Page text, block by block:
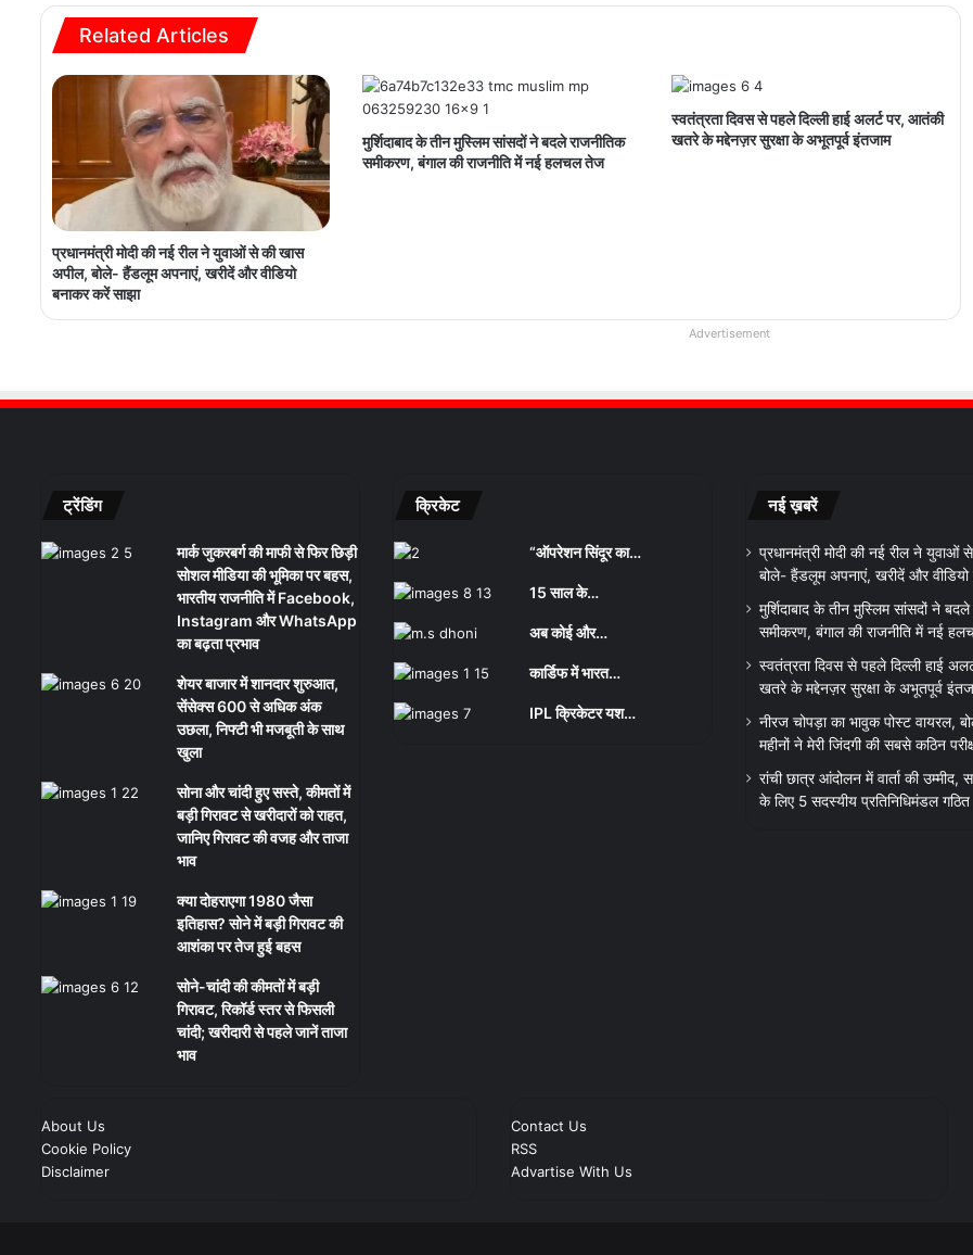
Related Articles
प्रधानमंत्री मोदी की नई रील ने युवाओं से की खास
अपील, बोले- हैंडलूम अपनाएं, खरीदें और वीडियो
बनाकर करें साझा
मुर्शिदाबाद के तीन मुस्लिम सांसदों ने बदले राजनीतिक
समीकरण, बंगाल की राजनीति में नई हलचल तेज
स्वतंत्रता दिवस से पहले दिल्ली हाई अलर्ट पर, आतंकी
खतरे के मद्देनज़र सुरक्षा के अभूतपूर्व इंतजाम
Advertisement
ट्रेंडिंग
मार्क जुकरबर्ग की माफी से फिर छिड़ी
सोशल मीडिया की भूमिका पर बहस,
भारतीय राजनीति में Facebook,
Instagram और WhatsApp
का बढ़ता प्रभाव
शेयर बाजार में शानदार शुरुआत,
सेंसेक्स 600 से अधिक अंक
उछला, निफ्टी भी मजबूती के साथ
खुला
सोना और चांदी हुए सस्ते, कीमतों में
बड़ी गिरावट से खरीदारों को राहत,
जानिए गिरावट की वजह और ताजा
भाव
क्या दोहराएगा 1980 जैसा
इतिहास? सोने में बड़ी गिरावट की
आशंका पर तेज हुई बहस
सोने-चांदी की कीमतों में बड़ी
गिरावट, रिकॉर्ड स्तर से फिसली
चांदी; खरीदारी से पहले जानें ताजा
भाव
क्रिकेट
“ऑपरेशन सिंदूर का…
15 साल के…
अब कोई और…
कार्डिफ में भारत…
IPL क्रिकेटर यश…
नई ख़बरें
प्रधानमंत्री मोदी की नई रील ने युवाओं
बोले- हैंडलूम अपनाएं, खरीदें और
मुर्शिदाबाद के तीन मुस्लिम सांसदों ने
समीकरण, बंगाल की राजनीति में नई
स्वतंत्रता दिवस से पहले दिल्ली हाई
खतरे के मद्देनज़र सुरक्षा के अभूतपूर्व
नीरज चोपड़ा का भावुक पोस्ट वायरल,
महीनों ने मेरी जिंदगी की सबसे कठिन
रांची छात्र आंदोलन में वार्ता की उम्मीद,
के लिए 5 सदस्यीय प्रतिनिधिमंडल गठित
About Us
Cookie Policy
Disclaimer
Contact Us
RSS
Advartise With Us